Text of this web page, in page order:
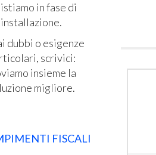
in fase di
installazione.
dubbi o esigenze
scrivici:
insieme la
migliore.
FISCALI